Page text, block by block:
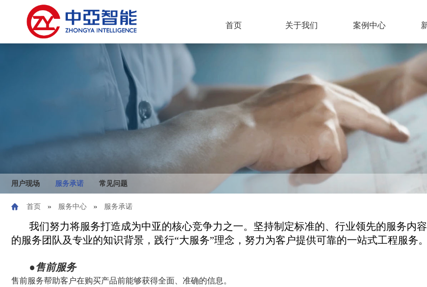
首页 关于我们 案例中心
用户现场 服务承诺 常见问题
首页 » 服务中心 » 服务承诺
我们努力将服务打造成为中亚的核心竞争力之一。坚持制定标准的、行业领先的服务内
的服务团队及专业的知识背景，践行“大服务”理念，努力为客户提供可靠的一站式工程服务。
●售前服务
售前服务帮助客户在购买产品前能够获得全面、准确的信息。